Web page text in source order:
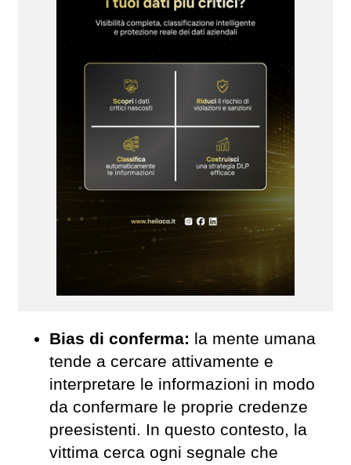
Bias di conferma: la mente umana
tende a cercare attivamente e
interpretare le informazioni in modo
da confermare le proprie credenze
preesistenti. In questo contesto, la
vittima cerca ogni segnale che